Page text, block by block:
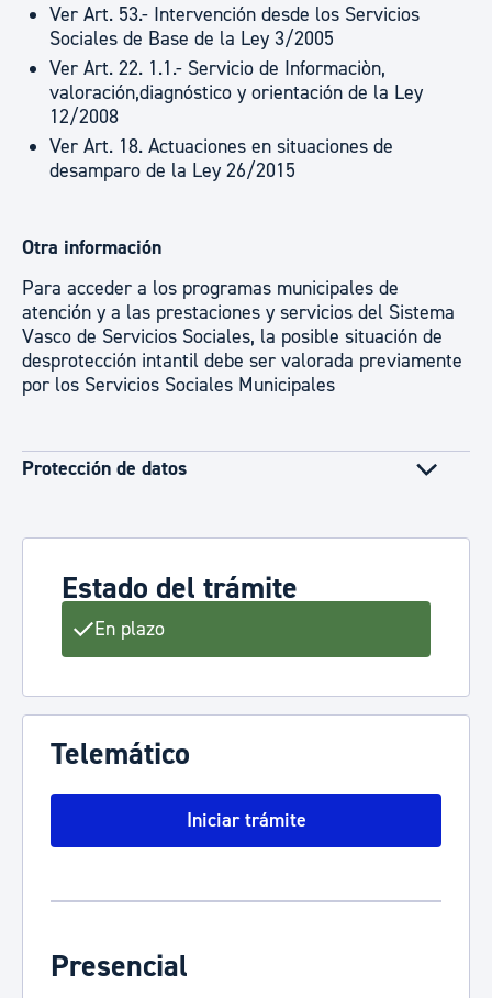
Ver Art. 53.- Intervención desde los Servicios
Sociales de Base de la Ley 3/2005
Ver Art. 22. 1.1.- Servicio de Informaciòn,
valoración,diagnóstico y orientación de la Ley
12/2008
Ver Art. 18. Actuaciones en situaciones de
desamparo de la Ley 26/2015
Otra información
Para acceder a los programas municipales de
atención y a las prestaciones y servicios del Sistema
Vasco de Servicios Sociales, la posible situación de
desprotección intantil debe ser valorada previamente
por los Servicios Sociales Municipales
Protección de datos
Estado del trámite
En plazo
Telemático
Iniciar trámite
Presencial